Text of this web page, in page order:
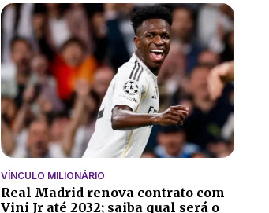
VÍNCULO MILIONÁRIO
Real Madrid renova contrato com
Vini Jr até 2032; saiba qual será o